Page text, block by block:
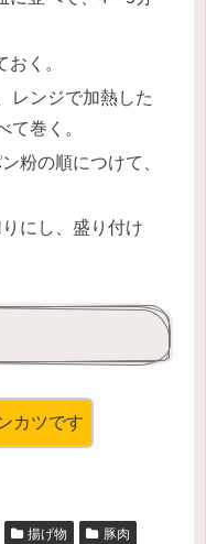
く。
レンジで加熱した
て巻く。
粉の順につけて、
にし、盛り付け
カツです
揚げ物
豚肉